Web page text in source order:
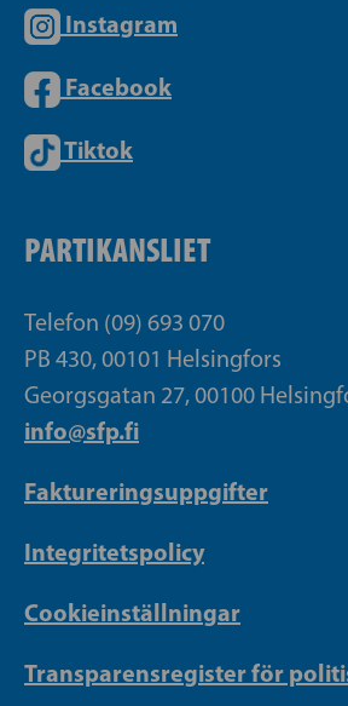
Instagram
Facebook
Tiktok
PARTIKANSLIET
Telefon (09) 693 070
PB 430, 00101 Helsingfors
Georgsgatan 27, 00100
info@sfp.fi
Faktureringsuppgifter
Integritetspolicy
Cookieinställningar
Transparensregister för